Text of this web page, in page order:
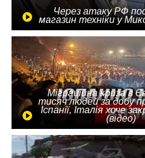
Через атаку РФ
магазин техніки у
Міграційна криза в
тисяч людей за добу
Іспанії, Італія хоче
(відео)